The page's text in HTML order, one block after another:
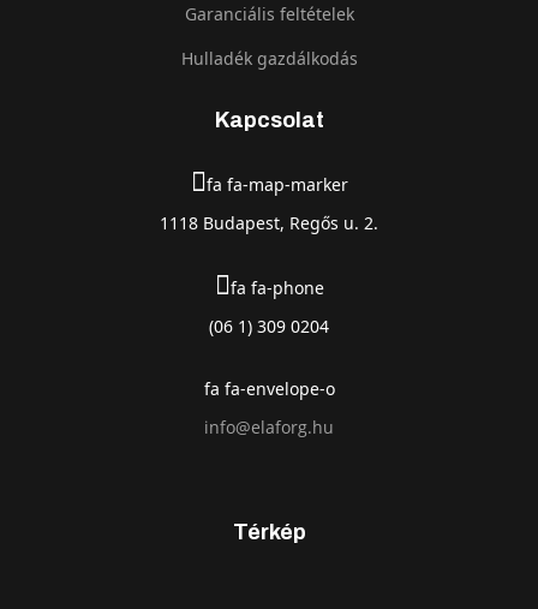
Garanciális feltételek
Hulladék gazdálkodás
Kapcsolat
fa fa-map-marker
1118 Budapest, Regős u. 2.
fa fa-phone
(06 1) 309 0204
fa fa-envelope-o
info@elaforg.hu
Térkép